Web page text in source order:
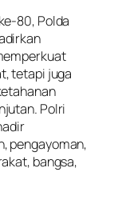
80, Polda
tetapi juga
Polri
pengayoman,
bangsa,